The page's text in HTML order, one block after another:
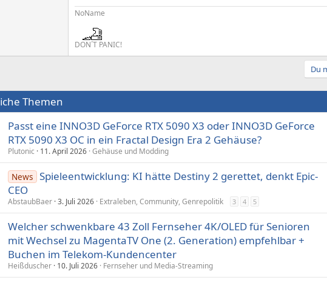
NoName
DON´T PANIC!
Du
Themen
Passt eine INNO3D GeForce RTX 5090 X3 oder INNO3D GeForce
RTX 5090 X3 OC in ein Fractal Design Era 2 Gehäuse?
Plutonic 11. April 2026 Gehäuse und Modding
News Spieleentwicklung: KI hätte Destiny 2 gerettet, denkt Epic-
CEO
AbstaubBaer 3. Juli 2026 Extraleben, Community, Genrepolitik 3 4 5
Welcher schwenkbare 43 Zoll Fernseher 4K/OLED für Senioren
mit Wechsel zu MagentaTV One (2. Generation) empfehlbar +
Buchen im Telekom-Kundencenter
Heißduscher 10. Juli 2026 Fernseher und Media-Streaming